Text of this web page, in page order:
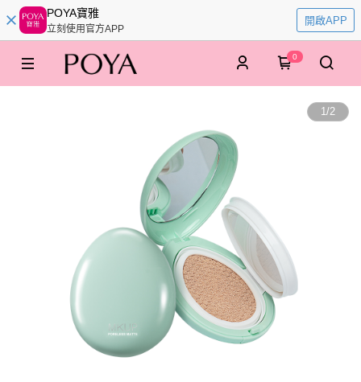
POYA寶雅
立刻使用官方APP
開啟APP
0
1/2